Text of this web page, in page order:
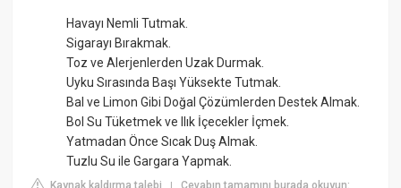
Havayı Nemli Tutmak.
Sigarayı Bırakmak.
Toz ve Alerjenlerden Uzak Durmak.
Uyku Sırasında Başı Yüksekte Tutmak.
Bal ve Limon Gibi Doğal Çözümlerden Destek Almak.
Bol Su Tüketmek ve Ilık İçecekler İçmek.
Yatmadan Önce Sıcak Duş Almak.
Tuzlu Su ile Gargara Yapmak.